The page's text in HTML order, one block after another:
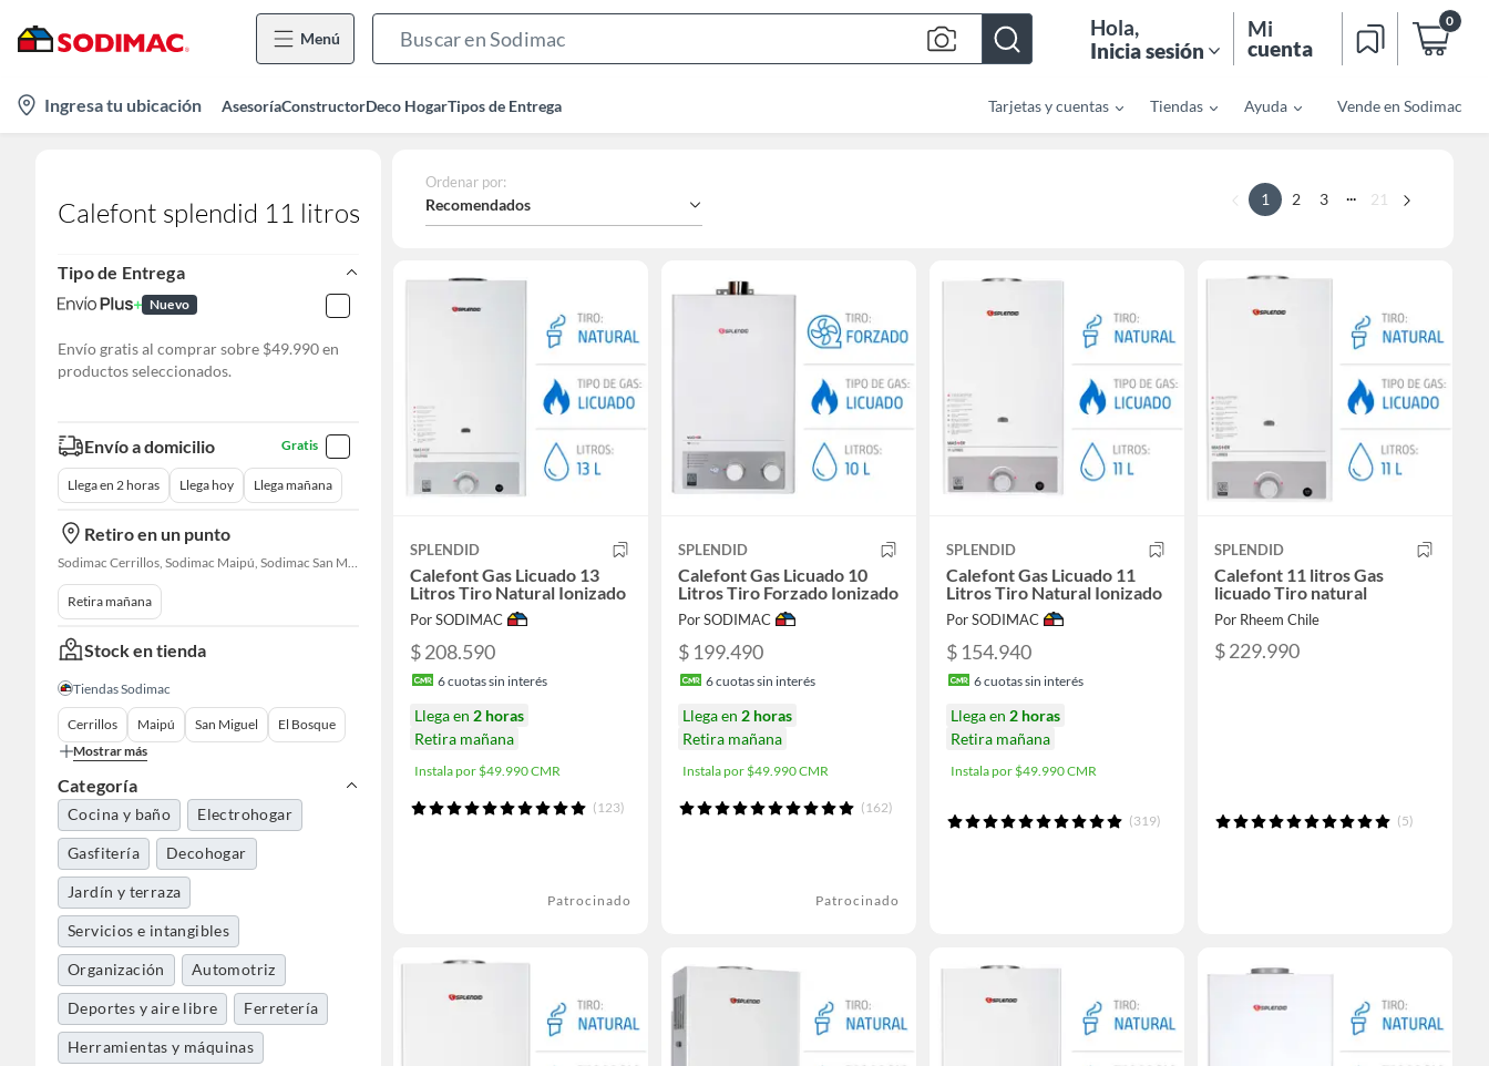
Menú
Bar
Hola,
Inicia sesión
Mi
cuenta
0
location-
icon
Ingresa tu ubicación AsesoríaConstructorDeco HogarTipos de Entrega Tarjetas y cuentas Tiendas Ayuda Vende en Sodimac
Calefont splendid 11 litros
Tipo de Entrega
Nuevo
Envío gratis al comprar sobre $49.990 en
productos seleccionados.
Envío a domicilio Gratis
Llega en 2 horas Llega hoy Llega mañana
Retiro en un punto
Sodimac Cerrillos, Sodimac Maipú, Sodimac San Miguel, Sodimac El Bosque, Sodimac San Bernardo, Constructor Cantagallo, Sodimac Talagante, Sodimac San Fernando
Retira mañana
Stock en tienda
Tiendas Sodimac
Cerrillos Maipú San Miguel
El Bosque
Mostrar más
Categoría
Cocina y baño Electrohogar
Gasfitería Decohogar
Jardín y terraza
Servicios e intangibles
Organización Automotriz
Deportes y aire libre Ferretería
Herramientas y máquinas
Ordenar por:
Recomendados 1 2 3 ... 21
SPLENDID
Calefont Gas Licuado 13
Litros Tiro Natural Ionizado
Por SODIMAC
$ 208.590
6cuotas sin interés
Llega en 2 horas
Retira mañana
Instala por $49.990 CMR
(123)
Patrocinado
SPLENDID
Calefont Gas Licuado 10
Litros Tiro Forzado Ionizado
Por SODIMAC
$ 199.490
6cuotas sin interés
Llega en 2 horas
Retira mañana
Instala por $49.990 CMR
(162)
Patrocinado
SPLENDID
Calefont Gas Licuado 11
Litros Tiro Natural Ionizado
Por SODIMAC
$ 154.940
6cuotas sin interés
Llega en 2 horas
Retira mañana
Instala por $49.990 CMR
(319)
SPLENDID
Calefont 11 litros Gas
licuado Tiro natural
Por Rheem Chile
$ 229.990
(5)